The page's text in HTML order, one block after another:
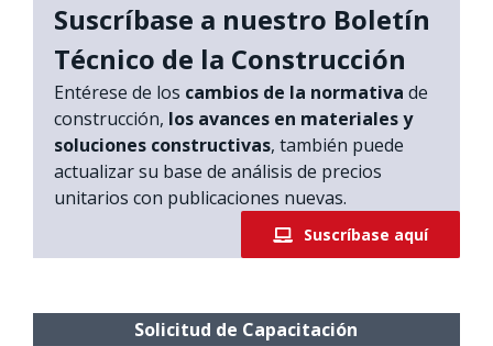
Suscríbase a nuestro Boletín
Técnico de la Construcción
Entérese de los cambios de la normativa de
construcción, los avances en materiales y
soluciones constructivas, también puede
actualizar su base de análisis de precios
unitarios con publicaciones nuevas.
Suscríbase aquí
Solicitud de Capacitación